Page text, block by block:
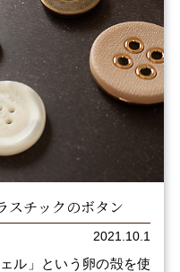
スチックのボタン
2021.10.1
ル」という卵の殻を使